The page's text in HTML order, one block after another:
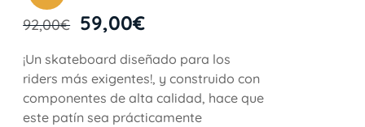
92,00€ 59,00€
¡Un skateboard diseñado para los
riders más exigentes!, y construido con
componentes de alta calidad, hace que
este patín sea prácticamente